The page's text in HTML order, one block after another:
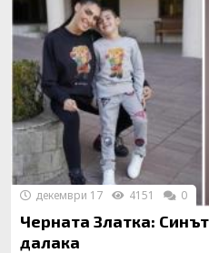
Черната Златка:
далака
декември 17 4151 0